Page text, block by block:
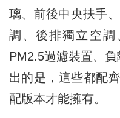
璃、前後中央扶手
調、後排獨立空調
PM2.5過濾裝置、
出的是，這些都配
配版本才能擁有。